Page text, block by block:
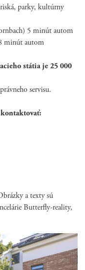
parky, kultúrny
5 minút autom
minút autom
státia je 25 000
servisu.
kontaktovať:
a texty sú
Butterfly-reality,